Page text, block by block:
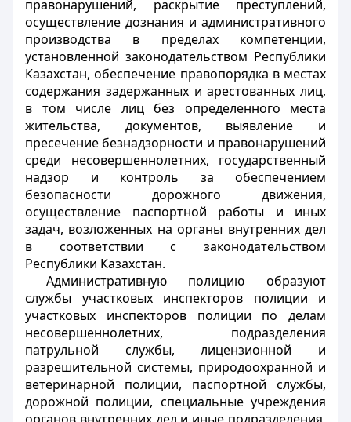
правонарушений, раскрытие преступлений,
осуществление дознания и административного
производства в пределах компетенции,
установленной законодательством Республики
Казахстан, обеспечение правопорядка в местах
содержания задержанных и арестованных лиц,
в том числе лиц без определенного места
жительства, документов, выявление и
пресечение безнадзорности и правонарушений
среди несовершеннолетних, государственный
надзор и контроль за обеспечением
безопасности дорожного движения,
осуществление паспортной работы и иных
задач, возложенных на органы внутренних дел
в соответствии с законодательством
Республики Казахстан.
Административную полицию образуют
службы участковых инспекторов полиции и
участковых инспекторов полиции по делам
несовершеннолетних, подразделения
патрульной службы, лицензионной и
разрешительной системы, природоохранной и
ветеринарной полиции, паспортной службы,
дорожной полиции, специальные учреждения